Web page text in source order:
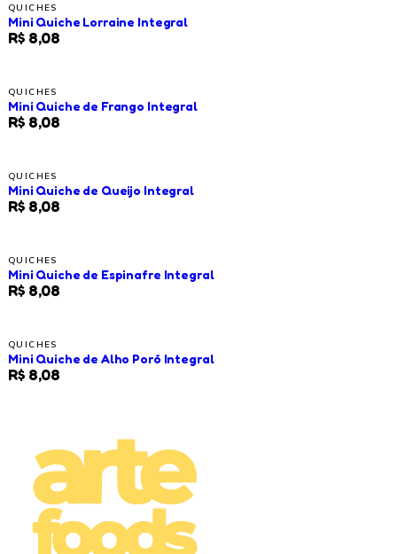
LANÇAMENTO
QUICHES
Mini Quiche Lorraine Integral
R$ 8,08
QUICHES
Mini Quiche de Frango Integral
R$ 8,08
QUICHES
Mini Quiche de Queijo Integral
R$ 8,08
QUICHES
Mini Quiche de Espinafre Integral
R$ 8,08
QUICHES
Mini Quiche de Alho Poró Integral
R$ 8,08